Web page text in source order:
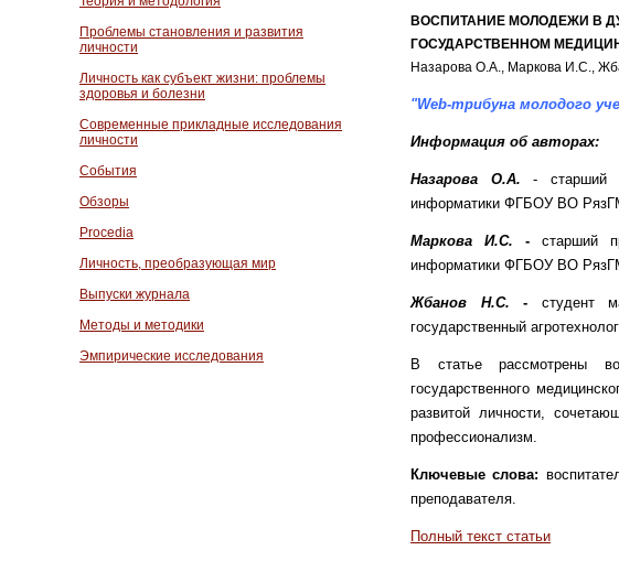
Проблемы становления и развития
личности
Личность как субъект жизни: проблемы
здоровья и болезни
Современные прикладные исследования
личности
События
Обзоры
Procedia
Личность, преобразующая мир
Выпуски журнала
Методы и методики
Эмпирические исследования
ВОСПИТАНИЕ МОЛОДЕЖИ В
ГОСУДАРСТВЕННОМ
Назарова О.А., Маркова И.С.,
"Web-трибуна молодого
Информация об авторах:
Назарова О.А.- старший
информатики ФГБОУ ВО
Маркова И.С. - старший
информатики ФГБОУ ВО
Жбанов Н.С. - студент
государственный
В статье рассмотрены
государственного
развитой личности,
профессионализм.
Ключевые слова:
преподавателя.
Полный текст статьи